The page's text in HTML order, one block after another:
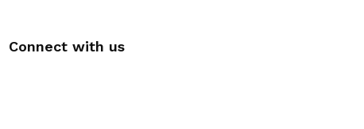
Connect with us